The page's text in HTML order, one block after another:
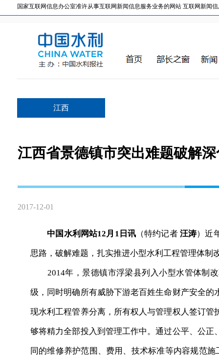
国家互联网信息办公室准许从事互联网新闻信息服务业务的网站 互联网新闻信
江西
江西省景德镇市突出难题破解
2017-12-01
中国水利网站12月1日讯（特约记者 汪涛）近
思路，破解难题，扎实推进小型水利工程管理体制
2014年，景德镇市浮梁县列入小型水管体制改
级，同时明确所有威胁下游老百姓生命财产安全
现水利工程管养分离，所有权人与管理权人签订
够将精力全部投入到管理工作中。通过公平、公
同的维修养护范围、费用、技术标准等内容规范